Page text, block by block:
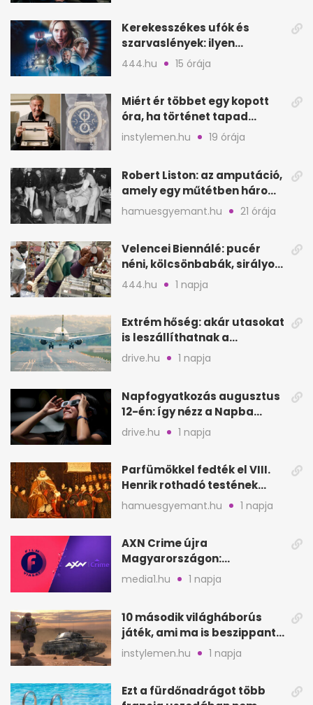
Kerekesszékes ufók és
szarvaslények: ilyen
Spielberg új filmje
444.hu 15 órája
Miért ér többet egy kopott
óra, ha történet tapad
hozzá?
instylemen.hu 19 órája
Robert Liston: az amputáció,
amely egy műtétben három
életet követelt
hamuesgyemant.hu 21 órája
Velencei Biennálé: pucér
néni, kölcsönbabák, sirályok,
és kész a családi program
444.hu 1 napja
Extrém hőség: akár utasokat
is leszállíthatnak a
repülőgépről
drive.hu 1 napja
Napfogyatkozás augusztus
12-én: így nézz a Napba
biztonságosan
drive.hu 1 napja
Parfümökkel fedték el VIII.
Henrik rothadó testének
szagát
hamuesgyemant.hu 1 napja
AXN Crime újra
Magyarországon:
szeptembertől a Viasat Film
media1.hu 1 napja
10 második világháborús
játék, ami ma is beszippant
a képernyő elé
instylemen.hu 1 napja
Ezt a fürdőnadrágot több